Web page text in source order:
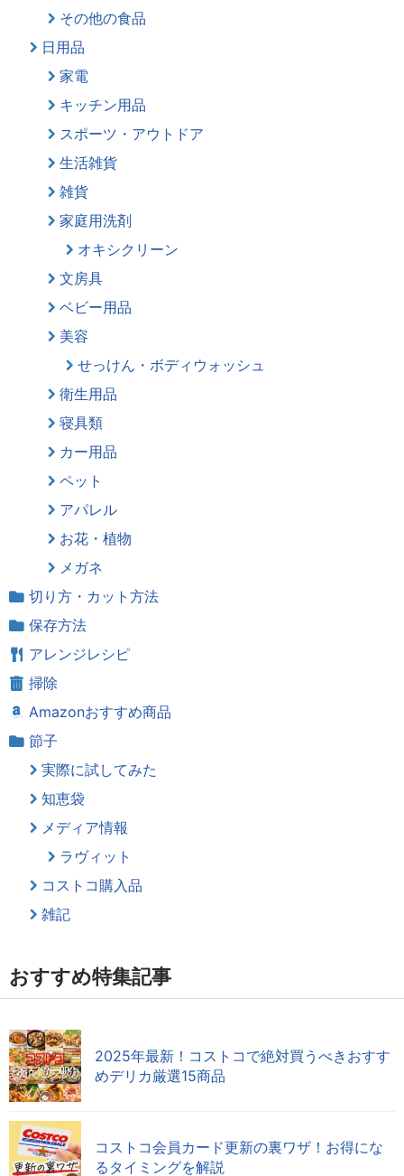
その他の食品
日用品
家電
キッチン用品
スポーツ・アウトドア
生活雑貨
雑貨
家庭用洗剤
オキシクリーン
文房具
ベビー用品
美容
せっけん・ボディウォッシュ
衛生用品
寝具類
カー用品
ペット
アパレル
お花・植物
メガネ
切り方・カット方法
保存方法
アレンジレシピ
掃除
Amazonおすすめ商品
節子
実際に試してみた
知恵袋
メディア情報
ラヴィット
コストコ購入品
雑記
おすすめ特集記事
2025年最新！コストコで絶対買うべきおすす
めデリカ厳選15商品
コストコ会員カード更新の裏ワザ！お得にな
るタイミングを解説